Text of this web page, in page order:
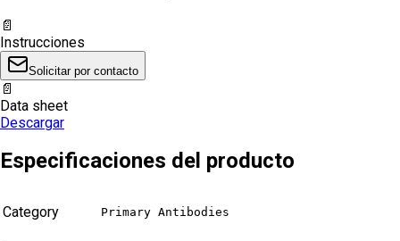
📄
Instrucciones
Solicitar por contacto
📄
Data sheet
Descargar
Especificaciones del producto
Category Primary Antibodies